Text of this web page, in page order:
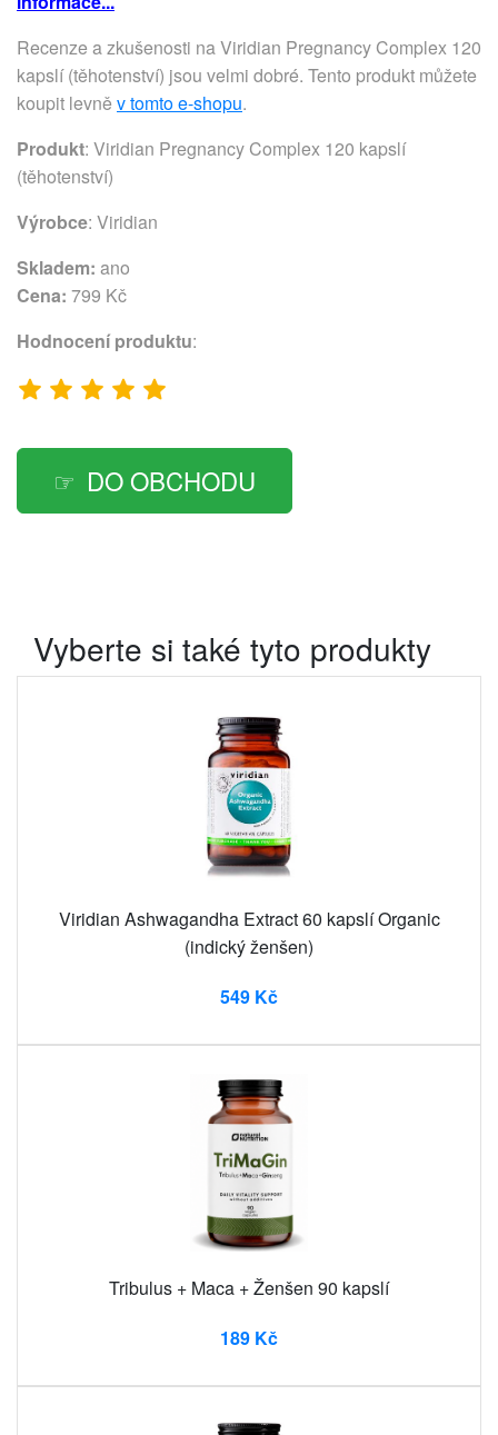
Recenze a zkušenosti na Viridian Pregnancy Complex 120
kapslí (těhotenství) jsou velmi dobré. Tento produkt můžete
koupit levně v tomto e-shopu.
Produkt: Viridian Pregnancy Complex 120 kapslí
(těhotenství)
Výrobce: Viridian
Skladem: ano
Cena: 799 Kč
Hodnocení produktu:
DO OBCHODU
Vyberte si také tyto produkty
Viridian Ashwagandha Extract 60 kapslí Organic
(indický ženšen)
549 Kč
Tribulus + Maca + Ženšen 90 kapslí
189 Kč